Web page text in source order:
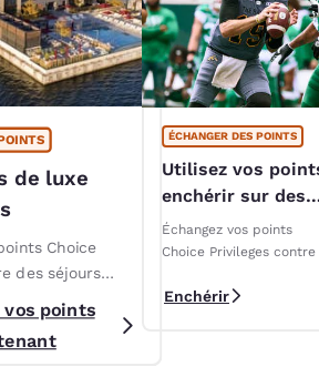
de luxe
Choice
des séjours
des hôtels et
Preferred.
vos points
ÉCHANGER DES POINTS
Utilisez vos
enchérir sur des
expériences VIP
LCF
Échangez vos points
Choice Privileges
éliminatoires 2025 de la
Enchérir